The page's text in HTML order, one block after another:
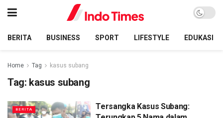
BERITA BUSINESS SPORT LIFESTYLE EDUKASI
Home Tag kasus subang
Tag: kasus subang
BERITA
Tersangka Kasus Subang: